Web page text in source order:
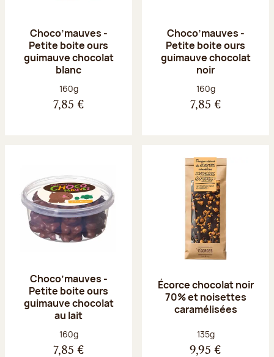
Choco’mauves -
Petite boite ours
guimauve chocolat
blanc
Poids net :
160g
7,85 €
Choco’mauves -
Petite boite ours
guimauve chocolat
noir
Poids net :
160g
7,85 €
Choco’mauves -
Petite boite ours
guimauve chocolat
au lait
Poids net :
160g
7,85 €
Écorce chocolat noir
70% et noisettes
caramélisées
Poids net :
135g
9,95 €